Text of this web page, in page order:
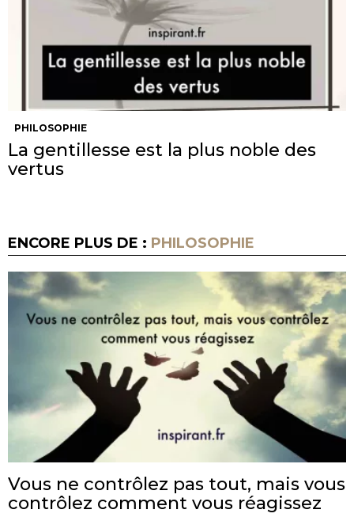
PHILOSOPHIE
La gentillesse est la plus noble des
vertus
ENCORE PLUS DE : PHILOSOPHIE
Vous ne contrôlez pas tout, mais vous
contrôlez comment vous réagissez